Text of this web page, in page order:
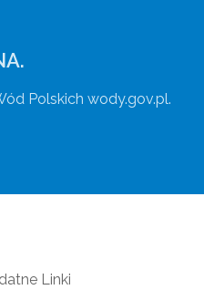
Polskich wody.gov.pl.
Linki